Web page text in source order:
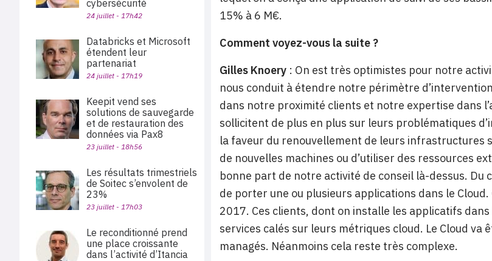
15% à 6 M€.
Comment voyez-vous la suite ?
Gilles Knoery : On est très optimistes pour notre
nous conduit à étendre notre périmètre
dans notre proximité clients et notre expertise dans
sollicitent de plus en plus sur leurs problématiques
la faveur du renouvellement de leurs infrastructures
de nouvelles machines ou d’utiliser des ressources
bonne part de notre activité de conseil là-dessus.
de porter une ou plusieurs applications dans le Cloud.
2017. Ces clients, dont on installe les applicatifs
services calés sur leurs métriques cloud. Le Cloud
managés. Néanmoins cela reste très complexe.
cybersécurité
24 juillet - 17h42
Databricks et Microsoft
étendent leur
partenariat
24 juillet - 17h19
Keepit vend ses
solutions de sauvegarde
et de restauration des
données via Pax8
23 juillet - 18h56
Les résultats trimestriels
de Soitec s’envolent de
23%
23 juillet - 17h03
Le reconditionné prend
une place croissante
dans l’activité d’Itancia